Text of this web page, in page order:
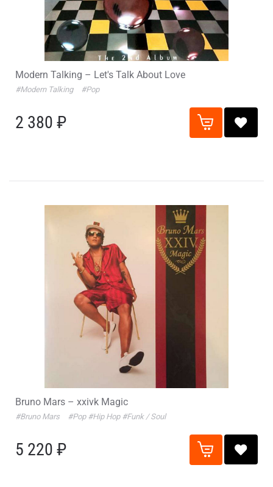
Modern Talking – Let's Talk About Love
#Modern Talking #Pop
2 380 ₽
Bruno Mars – xxivk Magic
#Bruno Mars #Pop #Hip Hop #Funk / Soul
5 220 ₽